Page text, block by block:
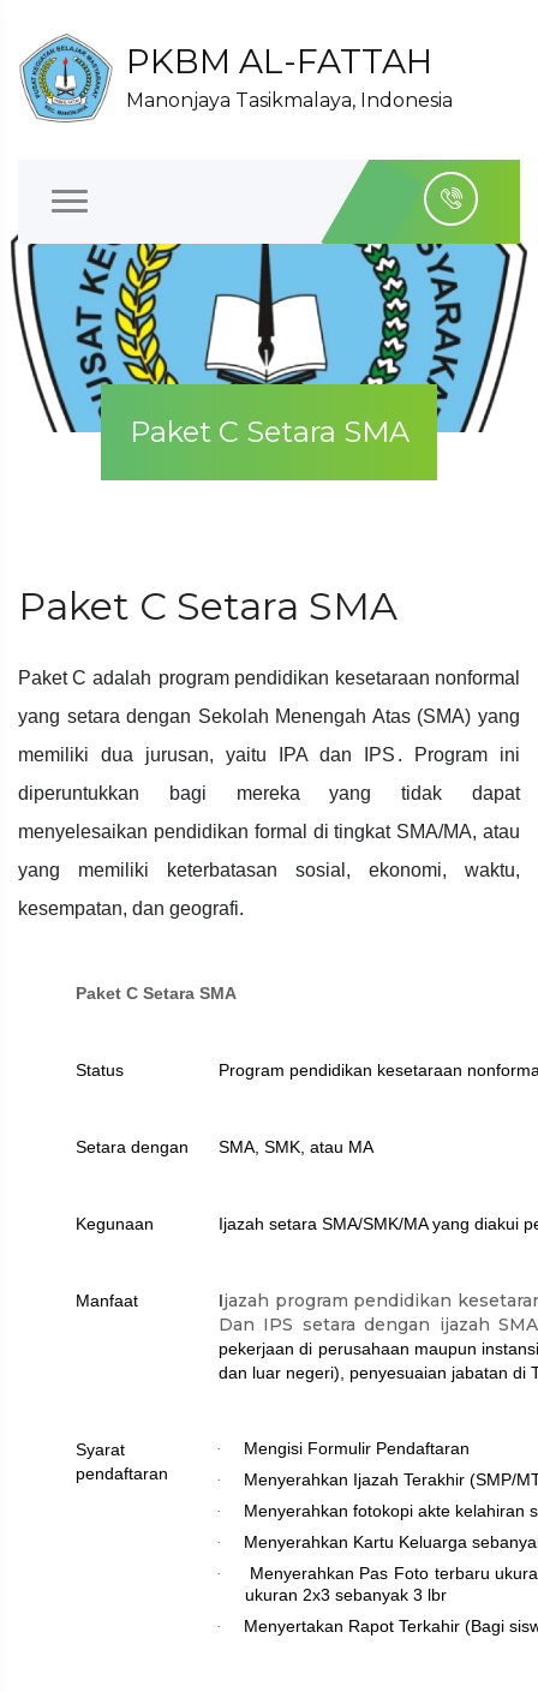
PKBM AL-FATTAH
Manonjaya Tasikmalaya, Indonesia
Paket C Setara SMA
Paket C Setara SMA
Paket C adalah program pendidikan kesetaraan nonformal
yang setara dengan Sekolah Menengah Atas (SMA) yang
memiliki dua jurusan, yaitu IPA dan IPS . Program ini
diperuntukkan bagi mereka yang tidak dapat
menyelesaikan pendidikan formal di tingkat SMA/MA, atau
yang memiliki keterbatasan sosial, ekonomi, waktu,
kesempatan, dan geografi.
Paket C Setara SMA
Status Program pendidikan kesetaraan
Setara dengan SMA, SMK, atau MA
Kegunaan Ijazah setara SMA/SMK/MA yang diakui
Manfaat Ijazah program pendidikan
Dan IPS setara dengan ijazah SMA
pekerjaan di perusahaan maupun
dan luar negeri), penyesuaian jabatan di
Syarat
pendaftaran
· Mengisi Formulir Pendaftaran
· Menyerahkan Ijazah Terakhir (SMP/
· Menyerahkan fotokopi akte kelahiran
· Menyerahkan Kartu Keluarga
·
Menyerahkan Pas Foto terbaru
ukuran 2x3 sebanyak 3 lbr
· Menyertakan Rapot Terkahir (Bagi